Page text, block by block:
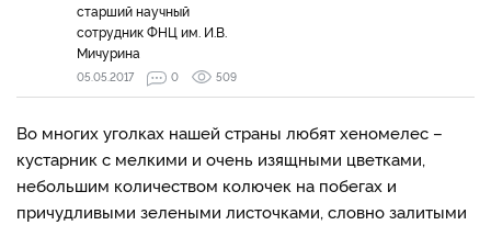
старший научный
сотрудник ФНЦ им. И.В.
Мичурина
05.05.2017 0 509
Во многих уголках нашей страны любят хеномелес –
кустарник с мелкими и очень изящными цветками,
небольшим количеством колючек на побегах и
причудливыми зелеными листочками, словно залитыми